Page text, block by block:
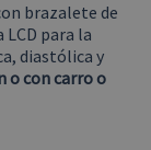
brazalete de
para la
diastólica y
o con carro o